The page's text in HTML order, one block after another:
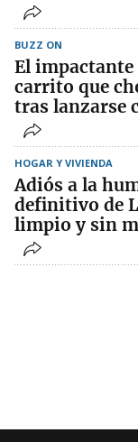
BUZZ ON
El impactante
carrito que
tras lanzarse
HOGAR Y VIVIENDA
Adiós a la
definitivo de
limpio y sin